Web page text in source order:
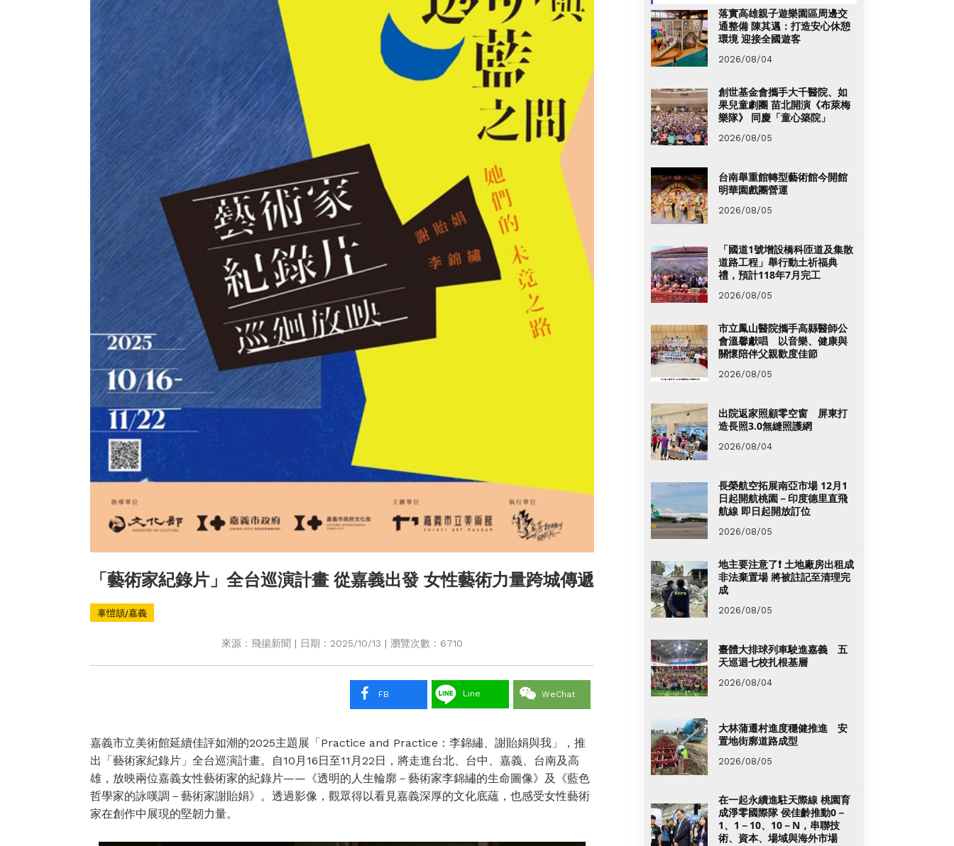
「藝術家紀錄片」全台巡演計畫 從嘉義出發 女性藝術力量跨城傳遞
辜愷頡/嘉義
來源：飛揚新聞 | 日期：2025/10/13 | 瀏覽次數：6710
FB Line WeChat
嘉義市立美術館延續佳評如潮的2025主題展「Practice and Practice：李錦繡、謝貽娟與我」，推
出「藝術家紀錄片」全台巡演計畫。自10月16日至11月22日，將走進台北、台中、嘉義、台南及高
雄，放映兩位嘉義女性藝術家的紀錄片——《透明的人生輪廓－藝術家李錦繡的生命圖像》及《藍色
哲學家的詠嘆調－藝術家謝貽娟》。透過影像，觀眾得以看見嘉義深厚的文化底蘊，也感受女性藝術
家在創作中展現的堅韌力量。
落實高雄親子遊樂園區周邊交
通整備 陳其邁：打造安心休憩
環境 迎接全國遊客
2026/08/04
創世基金會攜手大千醫院、如
果兒童劇團 苗北開演《布萊梅
樂隊》 同慶「童心築院」
2026/08/05
台南舉重館轉型藝術館今開館
明華園戲團營運
2026/08/05
「國道1號增設橋科匝道及集散
道路工程」舉行動土祈福典
禮，預計118年7月完工
2026/08/05
市立鳳山醫院攜手高縣醫師公
會溫馨獻唱 以音樂、健康與
關懷陪伴父親歡度佳節
2026/08/05
出院返家照顧零空窗 屏東打
造長照3.0無縫照護網
2026/08/04
長榮航空拓展南亞市場 12月1
日起開航桃園－印度德里直飛
航線 即日起開放訂位
2026/08/05
地主要注意了❗ 土地廠房出租成
非法棄置場 將被註記至清理完
成
2026/08/05
臺體大排球列車駛進嘉義 五
天巡迴七校扎根基層
2026/08/04
大林蒲遷村進度穩健推進 安
置地街廓道路成型
2026/08/05
在一起永續進駐天際線 桃園育
成淨零國際隊 侯佳齡推動0－
1、1－10、10－N，串聯技
術、資本、場域與海外市場